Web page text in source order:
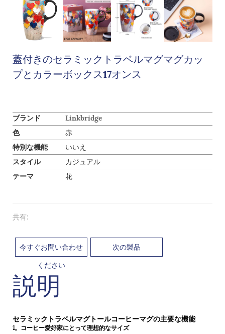
蓋付きのセラミックトラベルマグマグカッ
プとカラーボックス17オンス
ブランド
Linkbridge
色
赤
特別な機能
いいえ
スタイル
カジュアル
テーマ
花
共有:
今すぐお問い合わせ
ください
次の製品
説明
セラミックトラベルマグトールコーヒーマグの主要な機能
1。コーヒー愛好家にとって理想的なサイズ